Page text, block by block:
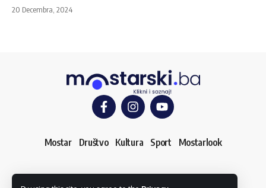
20 Decembra, 2024
Mostar Društvo Kultura Sport Mostarlook
O nama Impressum Uslovi korištenja